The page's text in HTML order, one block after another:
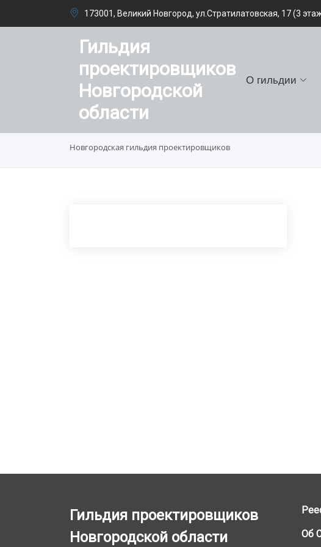
173001, Великий Новгород, ул.Стратилатовская, 17 (3
Гильдия
проектировщиков
Новгородской
области
О гильдии
Новгородская гильдия проектировщиков
Гильдия проектировщиков
Новгородской области
Об